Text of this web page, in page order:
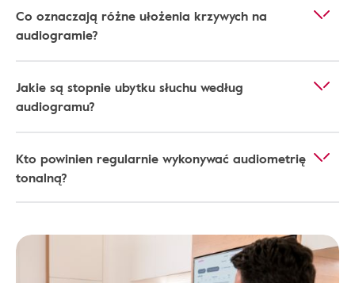
Co oznaczają różne ułożenia krzywych na
audiogramie?
Jakie są stopnie ubytku słuchu według
audiogramu?
Kto powinien regularnie wykonywać audiometrię
tonalną?